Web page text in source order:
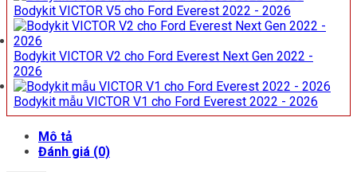
Bodykit VICTOR V5 cho Ford Everest 2022 - 2026
Bodykit VICTOR V2 cho Ford Everest Next Gen 2022 -
2026
Bodykit mẫu VICTOR V1 cho Ford Everest 2022 - 2026
Mô tả
Đánh giá (0)